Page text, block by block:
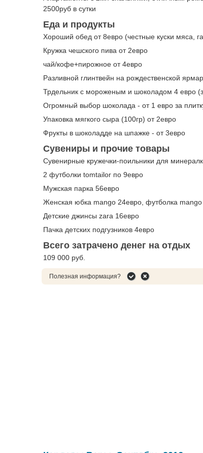
2500руб в сутки
Еда и продукты
Хороший обед от 8евро (честные куски мяса,
Кружка чешского пива от 2евро
чай/кофе+пирожное от 4евро
Разливной глинтвейн на рождественской
Трдельник с мороженым и шоколадом 4 евро
Огромный выбор шоколада - от 1 евро за
Упаковка мягкого сыра (100гр) от 2евро
Фрукты в шоколадде на шпажке - от 3евро
Сувениры и прочие товары
Сувенирные кружечки-поильники для
2 футболки tomtailor по 9евро
Мужская парка 56евро
Женская юбка mango 24евро, футболка
Детские джинсы zara 16евро
Пачка детских подгузников 4евро
Всего затрачено денег на отдых
109 000 руб.
Полезная информация?